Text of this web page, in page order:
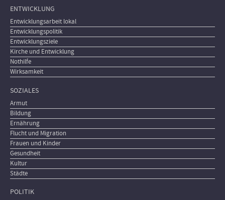
ENTWICKLUNG
Entwicklungsarbeit lokal
Entwicklungspolitik
Entwicklungsziele
Kirche und Entwicklung
Nothilfe
Wirksamkeit
SOZIALES
Armut
Bildung
Ernährung
Flucht und Migration
Frauen und Kinder
Gesundheit
Kultur
Städte
POLITIK